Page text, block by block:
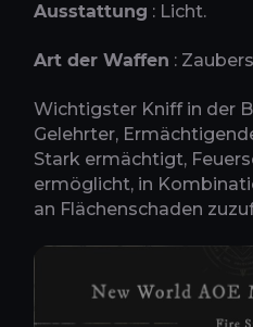
Ausstattung : Licht.
Art der Waffen :
Wichtigster Kniff in der
Gelehrter,
Stark ermächtigt,
ermöglicht, in
an Flächenschaden